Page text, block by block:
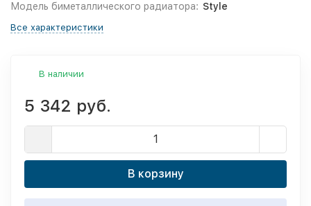
Модель биметаллического радиатора: Style
Все характеристики
В наличии
5 342 руб.
В корзину